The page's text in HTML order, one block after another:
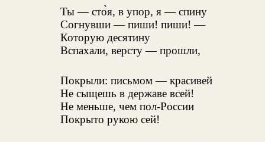
Ты — сто̀я, в упор, я — спину
Согнувши — пиши! пиши! —
Которую десятину
Вспахали, версту — прошли,
Покрыли: письмом — красивей
Не сыщешь в державе всей!
Не меньше, чем пол-России
Покрыто рукою сей!